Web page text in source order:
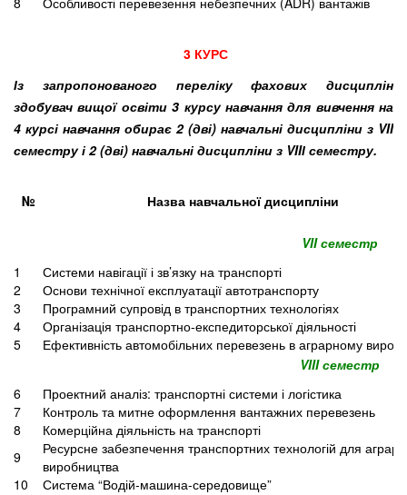
3 КУРС
Із запропонованого переліку фахових дисциплін
здобувач вищої освіти 3 курсу навчання для вивчення на
4 курсі навчання обирає 2 (дві) навчальні дисципліни з VII
семестру і 2 (дві) навчальні дисципліни з VIIІ семестру.
№ Назва навчальної дисципліни
VII семестр
1
Системи навігації і зв’язку на транспорті
2
Основи технічної експлуатації автотранспорту
3
Програмний супровід в транспортних технологіях
4
Організація транспортно-експедиторської діяльності
5
Ефективність автомобільних перевезень в аграрному
VIII семестр
6
Проектний аналіз: транспортні системи і логістика
7
Контроль та митне оформлення вантажних перевезень
8
Комерційна діяльність на транспорті
9
Ресурсне забезпечення транспортних технологій для
виробництва
10
Система “Водій-машина-середовище”